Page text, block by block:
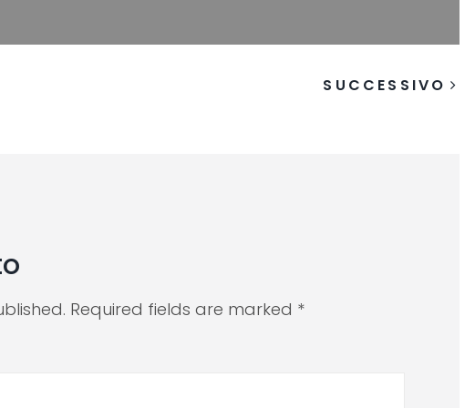
SUCCESSIVO
Required fields are marked *